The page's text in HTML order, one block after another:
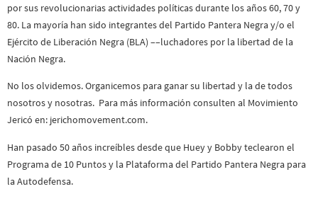
por sus revolucionarias actividades políticas durante los años 60, 70 y
80. La mayoría han sido integrantes del Partido Pantera Negra y/o el
Ejército de Liberación Negra (BLA) ––luchadores por la libertad de la
Nación Negra.
No los olvidemos. Organicemos para ganar su libertad y la de todos
nosotros y nosotras. Para más información consulten al Movimiento
Jericó en: jerichomovement.com.
Han pasado 50 años increíbles desde que Huey y Bobby teclearon el
Programa de 10 Puntos y la Plataforma del Partido Pantera Negra para
la Autodefensa.